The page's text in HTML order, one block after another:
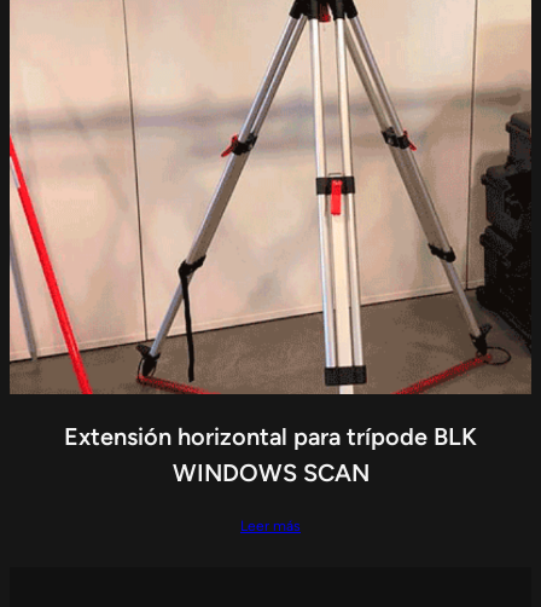
Extensión horizontal para trípode BLK
WINDOWS SCAN
Leer más